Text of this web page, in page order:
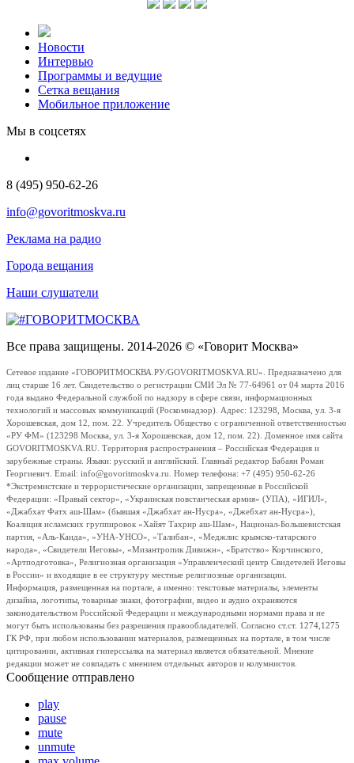
Новости
Интервью
Программы и ведущие
Сетка вещания
Мобильное приложение
Мы в соцсетях
8 (495) 950-62-26
info@govoritmoskva.ru
Реклама на радио
Города вещания
Наши слушатели
Все права защищены. 2014-2026 © «Говорит Москва»
Сетевое издание «ГОВОРИТМОСКВА.РУ/GOVORITMOSKVA.RU». Предназначено для
лиц старше 16 лет. Свидетельство о регистрации СМИ Эл № 77-64961 от 04 марта 2016
года выдано Федеральной службой по надзору в сфере связи, информационных
технологий и массовых коммуникаций (Роскомнадзор). Адрес: 123298, Москва, ул. 3-я
Хорошевская, дом 12, пом. 22. Учредитель Общество с ограниченной ответственностью
«РУ ФМ» (123298 Москва, ул. 3-я Хорошевская, дом 12, пом. 22). Доменное имя сайта
GOVORITMOSKVA.RU. Территория распространения – Российская Федерация и
зарубежные страны. Языки: русский и английский. Главный редактор Бабаян Роман
Георгиевич. Email: info@govoritmoskva.ru. Номер телефона: +7 (495) 950-62-26
*Экстремистские и террористические организации, запрещенные в Российской
Федерации: «Правый сектор», «Украинская повстанческая армия» (УПА), «ИГИЛ»,
«Джабхат Фатх аш-Шам» (бывшая «Джабхат ан-Нусра», «Джебхат ан-Нусра»),
Коалиция исламских группировок «Хайят Тахрир аш-Шам», Национал-Большевистская
партия, «Аль-Каида», «УНА-УНСО», «Талибан», «Меджлис крымско-татарского
народа», «Свидетели Иеговы», «Мизантропик Дивижн», «Братство» Корчинского,
«Артподготовка», Религиозная организация «Управленческий центр Свидетелей Иеговы
в России» и входящие в ее структуру местные религиозные организации.
Информация, размещенная на портале, а именно: текстовые материалы, элементы
дизайна, логотипы, товарные знаки, фотографии, видео и аудио охраняются
законодательством Российской Федерации и международными нормами права и не
могут быть использованы без разрешения правообладателей. Согласно ст.ст. 1274,1275
ГК РФ, при любом использовании материалов, размещенных на портале, в том числе
цитировании, активная гиперссылка на материал является обязательной. Мнение
редакции может не совпадать с мнением отдельных авторов и колумнистов.
Сообщение отправлено
play
pause
mute
unmute